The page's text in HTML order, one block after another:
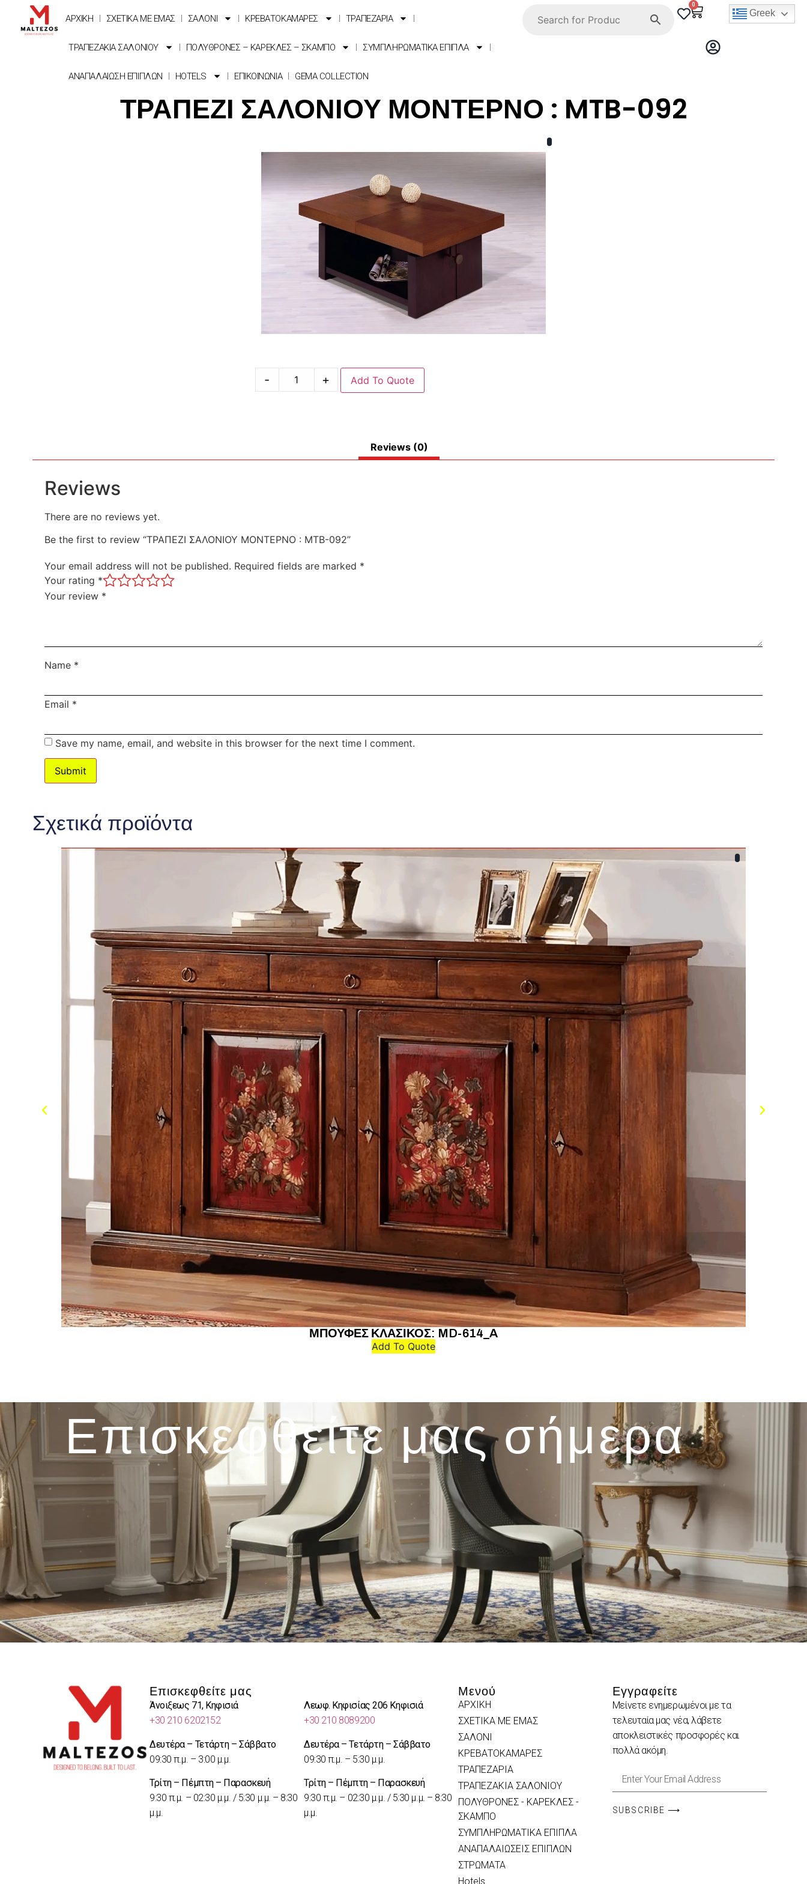
ΑΡΧΙΚΗ ΣΧΕΤΙΚΑ ΜΕ ΕΜΑΣ ΣΑΛΟΝΙ ΚΡΕΒΑΤΟΚΑΜΑΡΕΣ ΤΡΑΠΕΖΑΡΙΑ
ΤΡΑΠΕΖΑΚΙΑ ΣΑΛΟΝΙΟΥ ΠΟΛΥΘΡΟΝΕΣ – ΚΑΡΕΚΛΕΣ – ΣΚΑΜΠΟ ΣΥΜΠΛΗΡΩΜΑΤΙΚΑ ΕΠΙΠΛΑ
ΑΝΑΠΑΛΑΙΩΣΗ ΕΠΙΠΛΩΝ HOTELS ΕΠΙΚΟΙΝΩΝΙΑ GEMA COLLECTION
0
Greek
ΤΡΑΠΕΖΙ ΣΑΛΟΝΙΟΥ ΜΟΝΤΕΡΝΟ : MTB-092
- + Add To Quote
Reviews (0)
Reviews
There are no reviews yet.
Be the first to review “ΤΡΑΠΕΖΙ ΣΑΛΟΝΙΟΥ ΜΟΝΤΕΡΝΟ : MTB-092”
Your email address will not be published. Required fields are marked *
Your rating *
Your review *
Name *
Email *
Save my name, email, and website in this browser for the next time I comment.
Σχετικά προϊόντα
ΜΠΟΥΦΕΣ ΚΛΑΣΙΚΟΣ: MD-614_A
Add To Quote
Επισκεφθείτε μας σήμερα
Επισκεφθείτε μας
Άνοιξεως 71, Κηφισιά
+30 210 6202152
Δευτέρα – Τετάρτη – Σάββατο
09:30 π.μ. – 3:00 μ.μ.
Τρίτη – Πέμπτη – Παρασκευή
9:30 π.μ. – 02:30 μ.μ. / 5:30 μ.μ. – 8:30
μ.μ.
Λεωφ. Κηφισίας 206 Κηφισιά
+30 210 8089200
Δευτέρα – Τετάρτη – Σάββατο
09:30 π.μ. – 5:30 μ.μ.
Τρίτη – Πέμπτη – Παρασκευή
9:30 π.μ. – 02:30 μ.μ. / 5:30 μ.μ. – 8:30
μ.μ.
Μενού
ΑΡΧΙΚΗ
ΣΧΕΤΙΚΑ ΜΕ ΕΜΑΣ
ΣΑΛΟΝΙ
ΚΡΕΒΑΤΟΚΑΜΑΡΕΣ
ΤΡΑΠΕΖΑΡΙΑ
ΤΡΑΠΕΖΑΚΙΑ ΣΑΛΟΝΙΟΥ
ΠΟΛΥΘΡΟΝΕΣ - ΚΑΡΕΚΛΕΣ -
ΣΚΑΜΠΟ
ΣΥΜΠΛΗΡΩΜΑΤΙΚΑ ΕΠΙΠΛΑ
ΑΝΑΠΑΛΑΙΩΣΕΙΣ ΕΠΙΠΛΩΝ
ΣΤΡΩΜΑΤΑ
Hotels
Εγγραφείτε
Μείνετε ενημερωμένοι με τα
τελευταία μας νέα, λάβετε
αποκλειστικές προσφορές και
πολλά ακόμη.
SUBSCRIBE ⟶